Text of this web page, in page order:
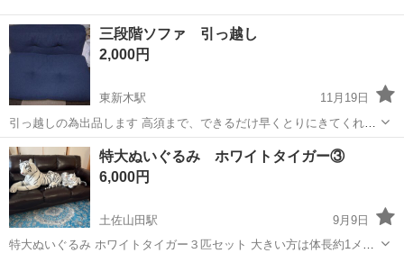
三段階ソファ 引っ越し
2,000円
東新木駅
11月19日
引っ越しの為出品します 高須まで、できるだけ早くとりにきてくれる
方を優先させていただきます。 よろしくおねがいします。
高知 高知市 東新木駅
特大ぬいぐるみ ホワイトタイガー③
6,000円
土佐山田駅
9月9日
特大ぬいぐるみ ホワイトタイガー３匹セット 大きい方は体長約1メー